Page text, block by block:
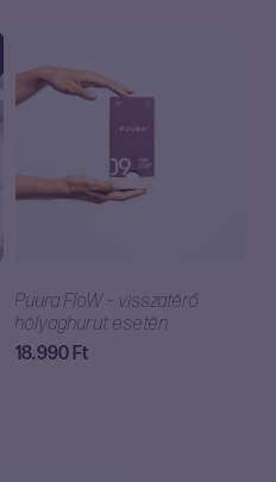
Puura FloW – visszatérő
hólyaghurut esetén
18.990Ft